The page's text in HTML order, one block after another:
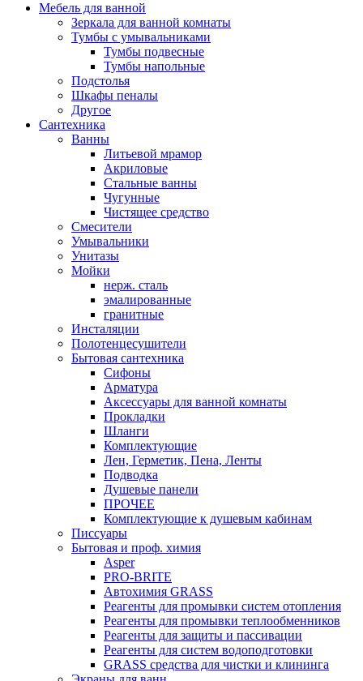
Мебель для ванной
Зеркала для ванной комнаты
Тумбы с умывальниками
Тумбы подвесные
Тумбы напольные
Подстолья
Шкафы пеналы
Другое
Сантехника
Ванны
Литьевой мрамор
Акриловые
Стальные ванны
Чугунные
Чистящее средство
Смесители
Умывальники
Унитазы
Мойки
нерж. сталь
эмалированные
гранитные
Инсталяции
Полотенцесушители
Бытовая сантехника
Сифоны
Арматура
Аксессуары для ванной комнаты
Прокладки
Шланги
Комплектующие
Лен, Герметик, Пена, Ленты
Подводка
Душевые панели
ПРОЧЕЕ
Комплектующие к душевым кабинам
Писсуары
Бытовая и проф. химия
Asper
PRO-BRITE
Автохимия GRASS
Реагенты для промывки систем отопления
Реагенты для промывки теплообменников
Реагенты для защиты и пассивации
Реагенты для систем водоподготовки
GRASS средства для чистки и клининга